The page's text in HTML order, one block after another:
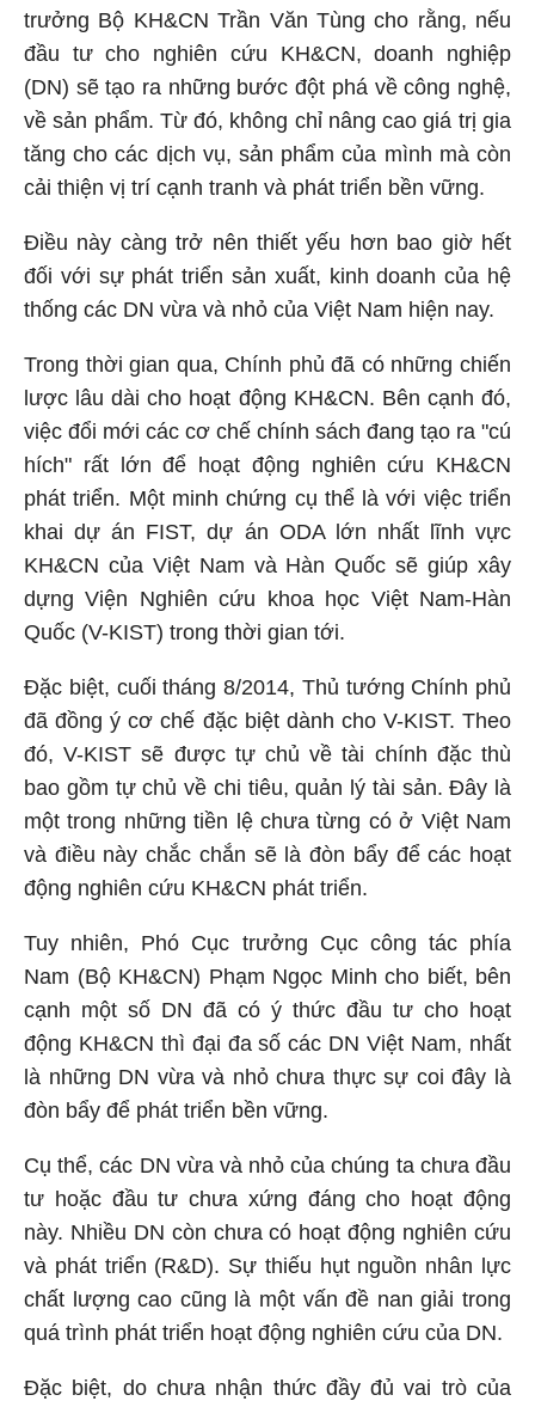
trưởng Bộ KH&CN Trần Văn Tùng cho rằng, nếu
đầu tư cho nghiên cứu KH&CN, doanh nghiệp
(DN) sẽ tạo ra những bước đột phá về công nghệ,
về sản phẩm. Từ đó, không chỉ nâng cao giá trị gia
tăng cho các dịch vụ, sản phẩm của mình mà còn
cải thiện vị trí cạnh tranh và phát triển bền vững.
Điều này càng trở nên thiết yếu hơn bao giờ hết
đối với sự phát triển sản xuất, kinh doanh của hệ
thống các DN vừa và nhỏ của Việt Nam hiện nay.
Trong thời gian qua, Chính phủ đã có những chiến
lược lâu dài cho hoạt động KH&CN. Bên cạnh đó,
việc đổi mới các cơ chế chính sách đang tạo ra "cú
hích" rất lớn để hoạt động nghiên cứu KH&CN
phát triển. Một minh chứng cụ thể là với việc triển
khai dự án FIST, dự án ODA lớn nhất lĩnh vực
KH&CN của Việt Nam và Hàn Quốc sẽ giúp xây
dựng Viện Nghiên cứu khoa học Việt Nam-Hàn
Quốc (V-KIST) trong thời gian tới.
Đặc biệt, cuối tháng 8/2014, Thủ tướng Chính phủ
đã đồng ý cơ chế đặc biệt dành cho V-KIST. Theo
đó, V-KIST sẽ được tự chủ về tài chính đặc thù
bao gồm tự chủ về chi tiêu, quản lý tài sản. Đây là
một trong những tiền lệ chưa từng có ở Việt Nam
và điều này chắc chắn sẽ là đòn bẩy để các hoạt
động nghiên cứu KH&CN phát triển.
Tuy nhiên, Phó Cục trưởng Cục công tác phía
Nam (Bộ KH&CN) Phạm Ngọc Minh cho biết, bên
cạnh một số DN đã có ý thức đầu tư cho hoạt
động KH&CN thì đại đa số các DN Việt Nam, nhất
là những DN vừa và nhỏ chưa thực sự coi đây là
đòn bẩy để phát triển bền vững.
Cụ thể, các DN vừa và nhỏ của chúng ta chưa đầu
tư hoặc đầu tư chưa xứng đáng cho hoạt động
này. Nhiều DN còn chưa có hoạt động nghiên cứu
và phát triển (R&D). Sự thiếu hụt nguồn nhân lực
chất lượng cao cũng là một vấn đề nan giải trong
quá trình phát triển hoạt động nghiên cứu của DN.
Đặc biệt, do chưa nhận thức đầy đủ vai trò của